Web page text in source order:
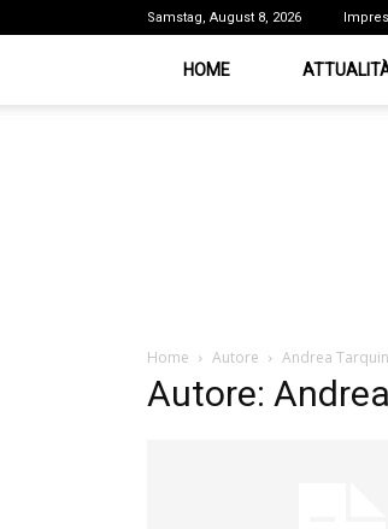
Samstag, August 8, 2026
HOME
Home Autore Andrea
Autore: